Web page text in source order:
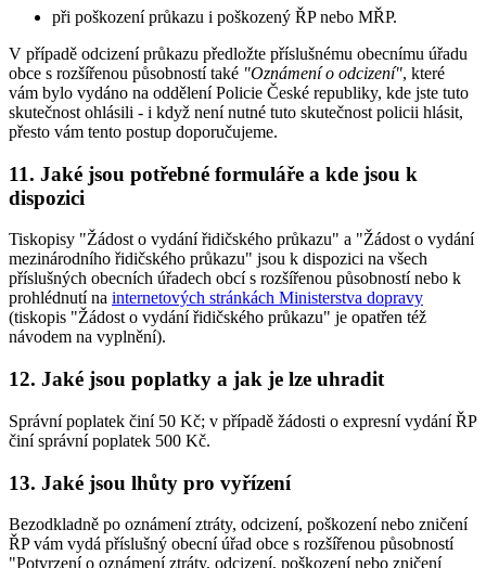
při poškození průkazu i poškozený ŘP nebo MŘP.
V případě odcizení průkazu předložte příslušnému obecnímu úřadu
obce s rozšířenou působností také "Oznámení o odcizení", které
vám bylo vydáno na oddělení Policie České republiky, kde jste tuto
skutečnost ohlásili - i když není nutné tuto skutečnost policii hlásit,
přesto vám tento postup doporučujeme.
11. Jaké jsou potřebné formuláře a kde jsou k
dispozici
Tiskopisy "Žádost o vydání řidičského průkazu" a "Žádost o vydání
mezinárodního řidičského průkazu" jsou k dispozici na všech
příslušných obecních úřadech obcí s rozšířenou působností nebo k
prohlédnutí na internetových stránkách Ministerstva dopravy
(tiskopis "Žádost o vydání řidičského průkazu" je opatřen též
návodem na vyplnění).
12. Jaké jsou poplatky a jak je lze uhradit
Správní poplatek činí 50 Kč; v případě žádosti o expresní vydání ŘP
činí správní poplatek 500 Kč.
13. Jaké jsou lhůty pro vyřízení
Bezodkladně po oznámení ztráty, odcizení, poškození nebo zničení
ŘP vám vydá příslušný obecní úřad obce s rozšířenou působností
"Potvrzení o oznámení ztráty, odcizení, poškození nebo zničení